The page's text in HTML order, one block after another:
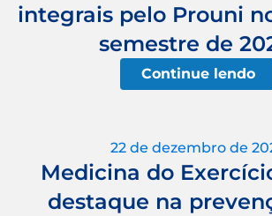
integrais pelo Prouni
semestre de
Continue lendo
22 de dezembro de
Medicina do
destaque na